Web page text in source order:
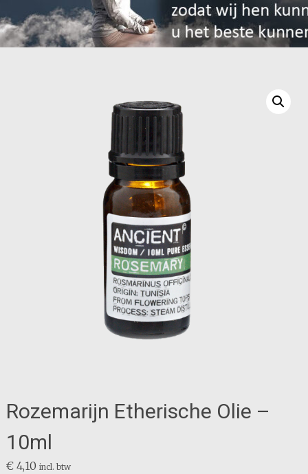
Rozemarijn Etherische Olie –
10ml
€4,10 incl. btw